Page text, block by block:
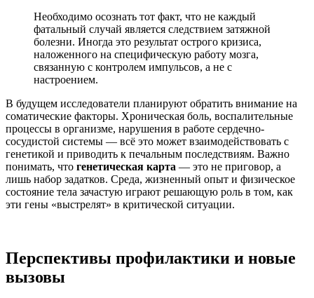
Необходимо осознать тот факт, что не каждый
фатальный случай является следствием затяжной
болезни. Иногда это результат острого кризиса,
наложенного на специфическую работу мозга,
связанную с контролем импульсов, а не с
настроением.
В будущем исследователи планируют обратить внимание на
соматические факторы. Хроническая боль, воспалительные
процессы в организме, нарушения в работе сердечно-
сосудистой системы — всё это может взаимодействовать с
генетикой и приводить к печальным последствиям. Важно
понимать, что генетическая карта — это не приговор, а
лишь набор задатков. Среда, жизненный опыт и физическое
состояние тела зачастую играют решающую роль в том, как
эти гены «выстрелят» в критической ситуации.
Перспективы профилактики и новые
вызовы